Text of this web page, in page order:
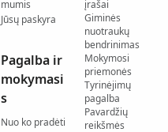
mumis
Jūsų paskyra
Pagalba ir
mokymasi
s
Nuo ko pradėti
įrašai
Giminės
nuotraukų
bendrinimas
Mokymosi
priemonės
Tyrinėjimų
pagalba
Pavardžių
reikšmės